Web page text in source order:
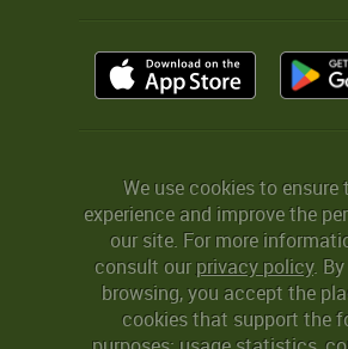
We use cookies to ensure
experience and improve the
our site. For more
consult ourprivacy policy.
browsing, you accept the
cookies that support the